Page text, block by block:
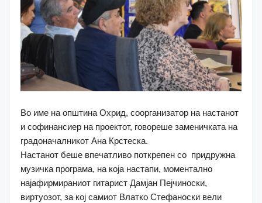
Во име на општина Охрид, соорганизатор на настанот
и софинансиер на проектот, говореше заменичката на
градоначалникот Ана Крстеска.
Настанот беше впечатливо поткрепен со придружна
музичка програма, на која настапи, моментално
најафирмираниот гитарист Дамјан Пејчиноски,
виртуозот, за кој самиот Влатко Стефаноски вели